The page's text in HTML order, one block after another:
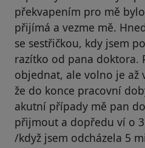
překvapením pro mě
přijímá a vezme mě.
se sestřičkou, kdy jsem
razítko od pana doktora.
objednat, ale volno je až
že do konce pracovní
akutní případy mě pan
přijmout a dopředu ví o
/když jsem odcházela 5